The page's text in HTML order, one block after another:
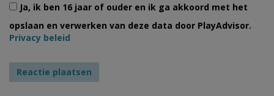
Ja, ik ben 16 jaar of ouder en ik ga akkoord met het
opslaan en verwerken van deze data door PlayAdvisor.
Privacy beleid